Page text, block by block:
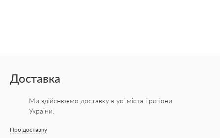
Доставка
Ми здійснюємо доставку в усі міста і регіони
України.
Про доставку